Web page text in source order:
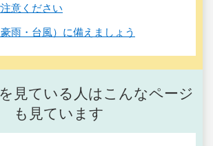
意ください
雨・台風）に備えましょう
見ている人はこんなページ
も見ています